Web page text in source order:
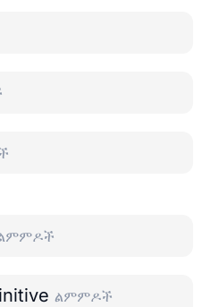
ልምምዶች